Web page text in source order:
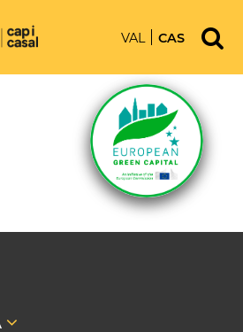
VAL CAS